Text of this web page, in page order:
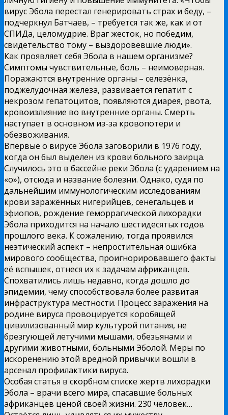
вирус Эбола перестал генерировать страх и беду, –
подчеркнул Батчаев, – требуется так же, как и от
СПИДа, целомудрие. Враг жесток, но победим,
свидетельство тому – выздоровевшие люди».
Как проявляет себя Эбола в нашем организме?
Симптомы чувствительные, боль – неимоверная.
Поражаются внутренние органы – селезёнка,
поджелудочная железа, развивается гепатит с
некрозом гепатоцитов, появляются диарея, рвота,
кровоизлияние во внутренние органы. Смерть
наступает в основном из-за кровопотери и
обезвоживания.
Впервые о вирусе Эбола заговорили в 1976 году,
когда он был выделен из крови больного заирца.
Случилось это в бассейне реки Эбола (с ударением на
«о»), отсюда и название болезни. Однако, судя по
дальнейшим иммунологическим исследованиям
крови заражённых нигерийцев, сенегальцев и
эфиопов, рождение геморрагической лихорадки
Эбола приходится на начало шестидесятых годов
прошлого века. К сожалению, тогда проявился
неэтический аспект – непростительная ошибка
мирового сообщества, проигнорировавшего факты
её вспышек, отнеся их к задачам африканцев.
Спохватились лишь недавно, когда дошло до
эпидемии, чему способствовала более развитая
инфраструктура местности. Процесс заражения на
родине вируса провоцируется коробящей
цивилизованный мир культурой питания, не
брезгующей летучими мышами, обезьянами и
другими животными, больными Эболой. Меры по
искоренению этой вредной привычки вошли в
арсенал профилактики вируса.
Особая статья в скорбном списке жертв лихорадки
Эбола – врачи всего мира, спасавшие больных
африканцев ценой своей жизни. 230 человек…